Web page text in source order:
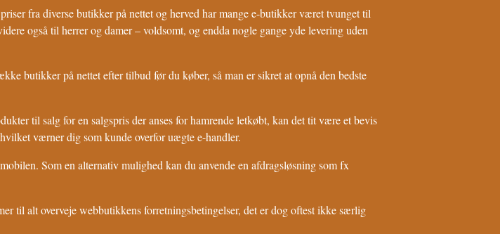
fra diverse butikker på nettet og herved har mange e-butikker været tvunget til
også til herrer og damer – voldsomt, og endda nogle gange yde levering uden
butikker på nettet efter tilbud før du køber, så man er sikret at opnå den bedste
til salg for en salgspris der anses for hamrende letkøbt, kan det tit være et bevis
værner dig som kunde overfor uægte e-handler.
Som en alternativ mulighed kan du anvende en afdragsløsning som fx
til alt overveje webbutikkens forretningsbetingelser, det er dog oftest ikke særlig